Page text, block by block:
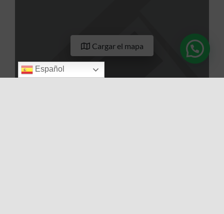
Cargar el mapa
Español